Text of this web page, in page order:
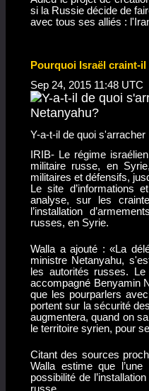
si la Russie décide de
avec tous ses alliés :
Pourquoi Israël craint-
Sep 24, 2015 11:48 UTC
Y-a-t-il de quoi
IRIB- Le régime
militaire russe, en
militaires et défensifs,
Le site d’informations
analyse, sur les
l’installation
russes, en Syrie.
Walla a ajouté : «La
ministre Netanyahu,
les autorités russes. Le
accompagné Benyamin
que les pourparlers
portent sur la sécurité
augmentera, quand on
le territoire syrien, pour
Citant des sources
Walla estime que
possibilité de